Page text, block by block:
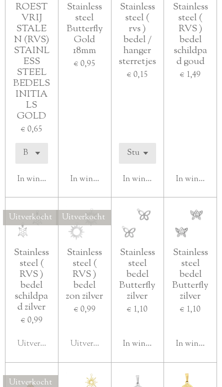
ROEST
VRIJ
STALE
N (RVS)
STAINL
ESS
STEEL
BEDELS
INITIA
LS
GOLD
€ 0,65
In winkelwagen
Stainless
steel
Butterfly
Gold
18mm
€ 0,95
In winkelwagen
Stainless
steel (
rvs )
bedel /
hanger
sterretjes
€ 0,15
In winkelwagen
Stainless
steel (
RVS )
bedel
schildpa
d goud
€ 1,49
In
Uitverkocht
Stainless
steel (
RVS )
bedel
schildpa
d zilver
€ 0,99
Uitverkocht
Uitverkocht
Stainless
steel (
RVS )
bedel
zon zilver
€ 0,99
Uitverkocht
Stainless
steel
bedel
Butterfly
zilver
€ 1,10
In winkelwagen
Stainless
steel
bedel
Butterfly
zilver
€ 1,10
In
Uitverkocht